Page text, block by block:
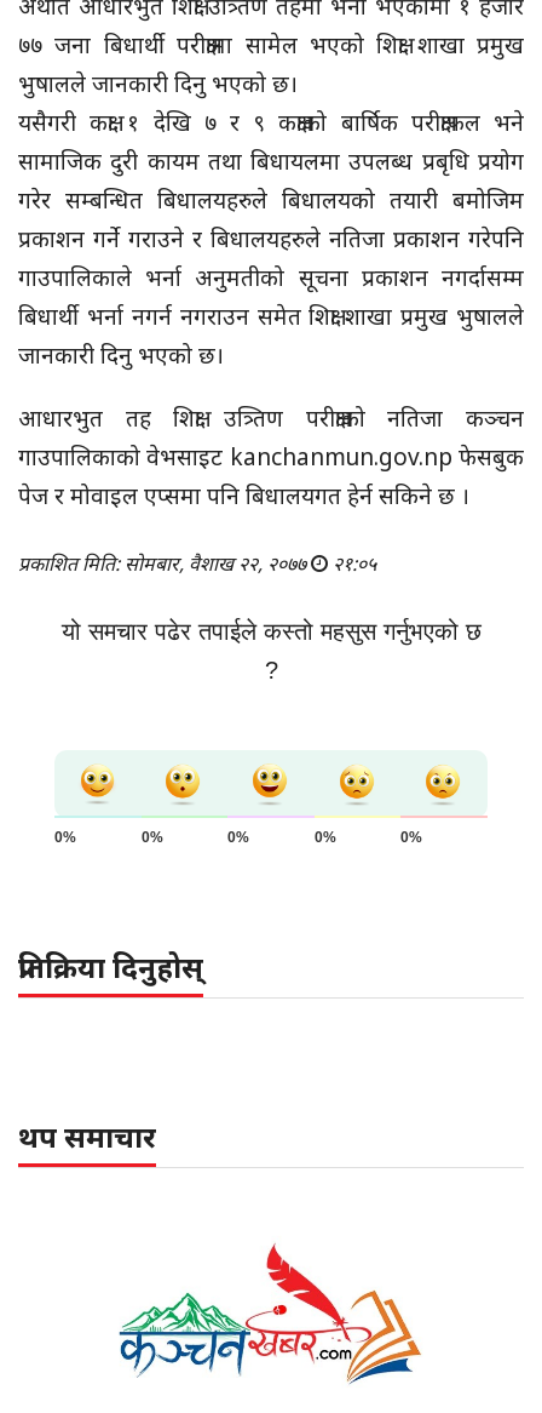
७७ जना बिधार्थी परीक्षामा सामेल भएको शिक्षा शाखा प्रमुख
भुषालले जानकारी दिनु भएको छ।
यसैगरी कक्षा १ देखि ७ र ९ कक्षाको बार्षिक परीक्षाफल भने
सामाजिक दुरी कायम तथा बिधायलमा उपलब्ध प्रबृधि प्रयोग
गरेर सम्बन्धित बिधालयहरुले बिधालयको तयारी बमोजिम
प्रकाशन गर्ने गराउने र बिधालयहरुले नतिजा प्रकाशन गरेपनि
गाउपालिकाले भर्ना अनुमतीको सूचना प्रकाशन नगर्दासम्म
बिधार्थी भर्ना नगर्न नगराउन समेत शिक्षा शाखा प्रमुख भुषालले
जानकारी दिनु भएको छ।
आधारभुत तह शिक्षा उत्र्तिण परीक्षाको नतिजा कञ्चन
गाउपालिकाको वेभसाइट kanchanmun.gov.np फेसबुक
पेज र मोवाइल एप्समा पनि बिधालयगत हेर्न सकिने छ ।
प्रकाशित मिति: सोमबार, वैशाख २२, २०७७ २१:०५
यो समचार पढेर तपाईले कस्तो महसुस गर्नुभएको छ
?
0% 0% 0% 0% 0%
प्रतिक्रिया दिनुहोस्
थप समाचार